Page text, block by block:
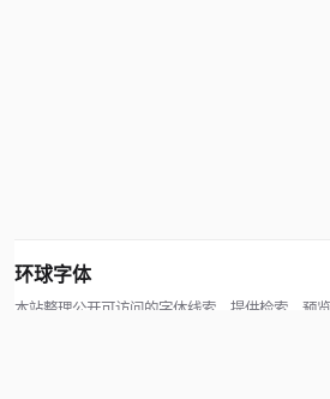
环球字体
本站整理公开可访问的字体线索，提供检索、预